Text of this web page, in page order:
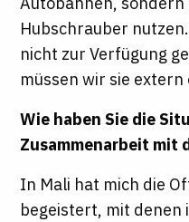
Hubschrauber
nicht zur Verfügung
müssen wir sie extern
Wie haben Sie die
Zusammenarbeit mit
In Mali hat mich die
begeistert, mit denen